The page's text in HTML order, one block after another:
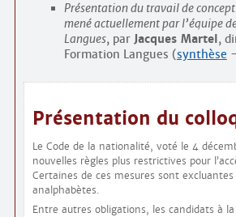
Présentation du travail de
mené actuellement par l’équipe
Langues, par Jacques Martel,
Formation Langues (synthèse
Présentation du
Le Code de la nationalité, voté le 4
nouvelles règles plus restrictives pour
Certaines de ces mesures sont
analphabètes.
Entre autres obligations, les candidats à